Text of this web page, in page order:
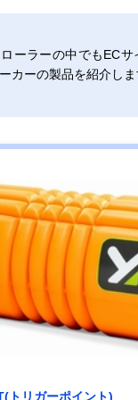
ーラーの中でもECサ
カーの製品を紹介し
トリガーポイント)